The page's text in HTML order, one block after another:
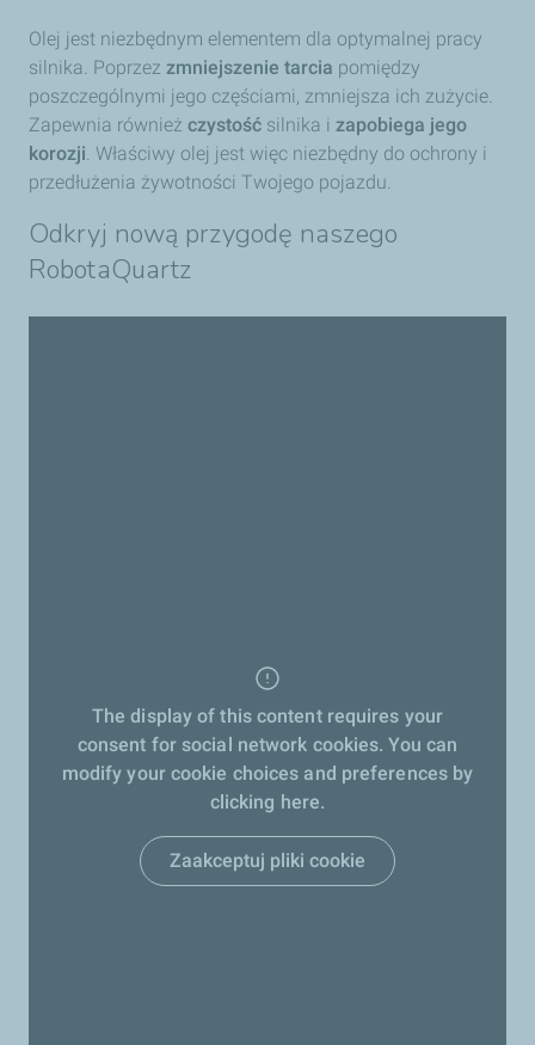
Olej jest niezbędnym elementem dla optymalnej pracy
silnika. Poprzez zmniejszenie tarcia pomiędzy
poszczególnymi jego częściami, zmniejsza ich zużycie.
Zapewnia również czystość silnika i zapobiega jego
korozji . Właściwy olej jest więc niezbędny do ochrony i
przedłużenia żywotności Twojego pojazdu.
Odkryj nową przygodę naszego
RobotaQuartz
The display of this content requires your
consent for social network cookies. You can
modify your cookie choices and preferences by
clicking here.
Zaakceptuj pliki cookie